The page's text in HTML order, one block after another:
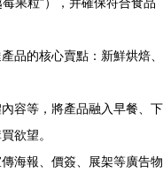
品的核心賣點：新鮮烘焙、
容等，將產品融入早餐、下
欲望。
海報、價簽、展架等廣告物